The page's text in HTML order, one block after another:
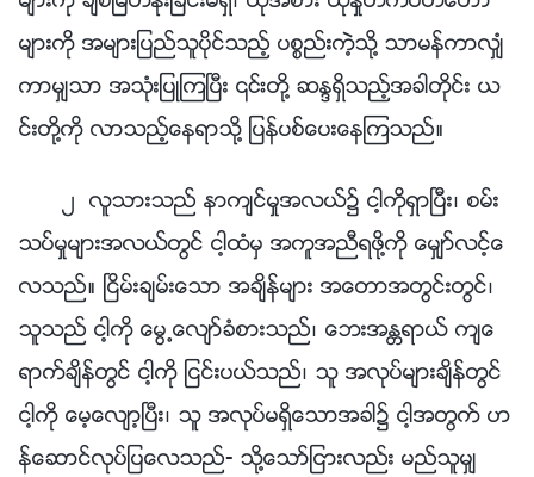
မ်ားကို အမ်ားျပည္သူပိုင္သည့္ ပစၥည္းကဲ့သို႔ သာမန္ကာလွ်ံ
ကာမွ်သာ အသုံးျပဳၾကၿပီး ၎တို႔ ဆႏၵရွိသည့္အခါတိုင္း ယ
င္းတို႔ကို လာသည့္ေနရာသို႔ ျပန္ပစ္ေပးေနၾကသည္။
၂ လူသားသည္ နာက်င္မႈအလယ္၌ ငါ့ကိုရွာၿပီး၊ စမ္း
သပ္မႈမ်ားအလယ္တြင္ ငါ့ထံမွ အကူအညီရဖို႔ကို ေမွ်ာ္လင့္ေ
လသည္။ ၿငိမ္းခ်မ္းေသာ အခ်ိန္မ်ား အေတာအတြင္းတြင္၊
သူသည္ ငါ့ကို ေမြ႕ေလ်ာ္ခံစားသည္၊ ေဘးအႏၲရာယ္ က်ေ
ရာက္ခ်ိန္တြင္ ငါ့ကို ျငင္းပယ္သည္၊ သူ အလုပ္မ်ားခ်ိန္တြင္
ငါ့ကို ေမ့ေလ်ာ့ၿပီး၊ သူ အလုပ္မရွိေသာအခါ၌ ငါ့အတြက္ ဟ
န္ေဆာင္လုပ္ျပေလသည္- သို႔ေသာ္ျငားလည္း မည္သူမွ်